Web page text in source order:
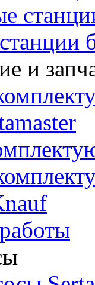
и